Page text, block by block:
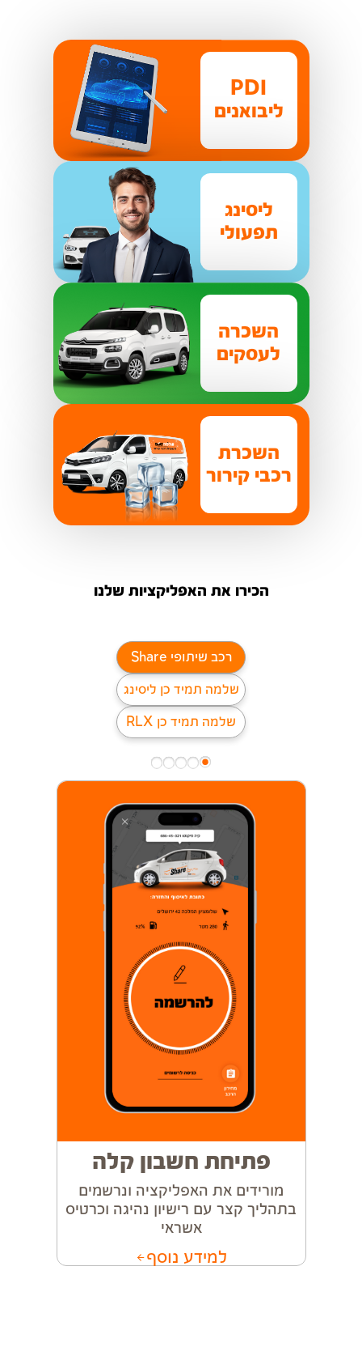
PDI
ליבואנים
ליסינג
תפעולי
השכרה
לעסקים
השכרת
רכבי קירור
הכירו את האפליקציות שלנו
רכב שיתופי Share
שלמה תמיד כן ליסינג
שלמה תמיד כן RLX
פתיחת חשבון קלה
מורידים את האפליקציה ונרשמים
בתהליך קצר עם רישיון נהיגה וכרטיס
אשראי
למידע נוסף